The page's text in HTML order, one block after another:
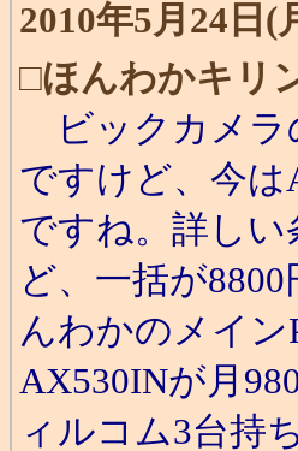
2010年5月24日(
□ほんわかキリ
ビックカメラ
ですけど、今は
ですね。詳し
ど、一括が
んわかのメイ
AX530INが月
ィルコム3台持